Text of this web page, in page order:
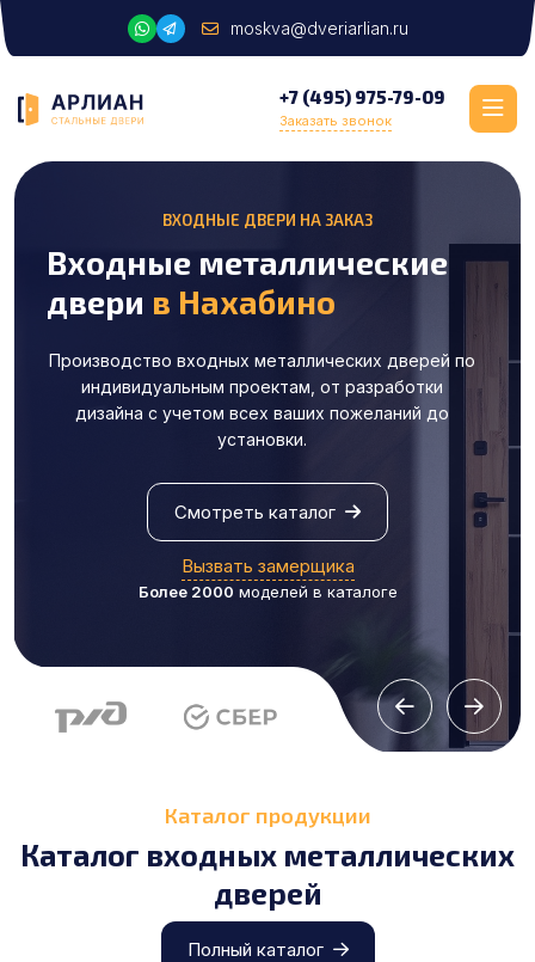
moskva@dveriarlian.ru
+7 (495) 975-79-09
Заказать звонок
ВХОДНЫЕ ДВЕРИ НА ЗАКАЗ
Входные металлические
двери в Нахабино
Производство входных металлических дверей по
индивидуальным проектам, от разработки
дизайна с учетом всех ваших пожеланий до
установки.
Смотреть каталог
Вызвать замерщика
Более 2000 моделей в каталоге
Каталог продукции
Каталог входных металлических
дверей
Полный каталог